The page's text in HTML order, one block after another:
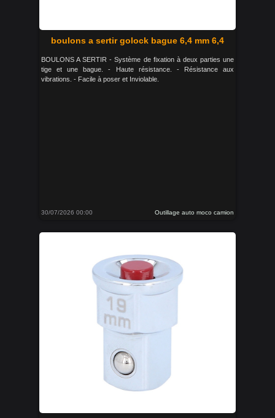
boulons a sertir golock bague 6,4 mm 6,4
BOULONS A SERTIR - Système de fixation à deux parties une
tige et une bague. - Haute résistance. - Résistance aux
vibrations. - Facile à poser et Inviolable.
30/07/2026 00:00 Outillage auto moco camion